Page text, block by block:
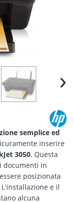
›
semplice ed
inserire
3050. Questa
documenti in
posizionata
e il
alcuna